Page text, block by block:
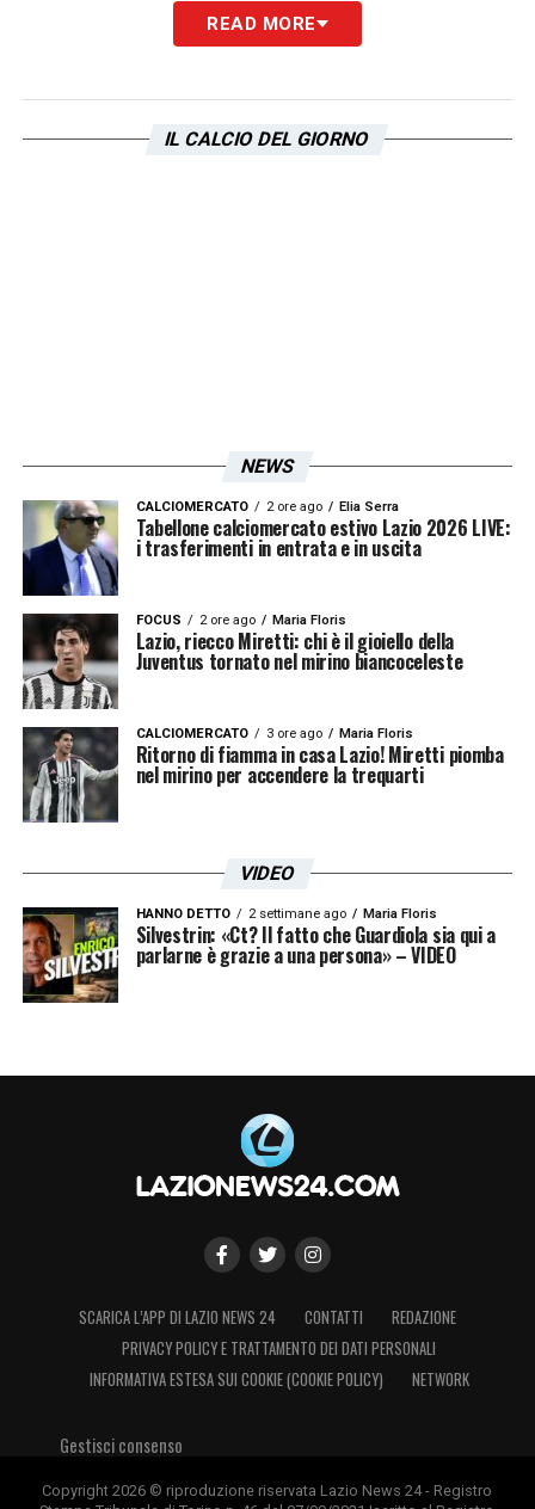
Nel frattempo, il club e lo staff medico
rappresenta l’ennesimo contrattempo per
in vista delle prossime settimane.
LA PLAYLIST DELLE NOSTRE TOP NEWS
READ MORE
IL CALCIO DEL GIORNO
NEWS
CALCIOMERCATO 2 ore ago Elia Serra
Tabellone calciomercato estivo Lazio 2026 LIVE:
i trasferimenti in entrata e in uscita
FOCUS 2 ore ago Maria Floris
Lazio, riecco Miretti: chi è il gioiello della
Juventus tornato nel mirino biancoceleste
CALCIOMERCATO 3 ore ago Maria Floris
Ritorno di fiamma in casa Lazio! Miretti piomba
nel mirino per accendere la trequarti
VIDEO
HANNO DETTO 2 settimane ago Maria Floris
Silvestrin: «Ct? Il fatto che Guardiola sia qui a
parlarne è grazie a una persona» – VIDEO
SCARICA L’APP DI LAZIO NEWS 24 CONTATTI
REDAZIONE
PRIVACY POLICY E TRATTAMENTO DEI DATI PERSONALI
INFORMATIVA ESTESA SUI COOKIE (COOKIE POLICY)
NETWORK
Gestisci consenso
Copyright 2026 © riproduzione riservata Lazio News 24 - Registro